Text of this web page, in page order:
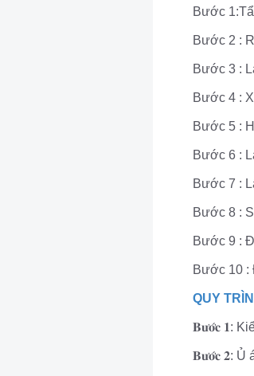
Bước
Bước 2 :
Bước 3 :
Bước 4 :
Bước 5 :
Bước 6 :
Bước 7 :
Bước 8 :
Bước 9 :
Bước 10 :
QUY
𝐁𝐮̛𝐨̛́𝐜 𝟏:
𝐁𝐮̛𝐨̛́𝐜 𝟐: Ủ